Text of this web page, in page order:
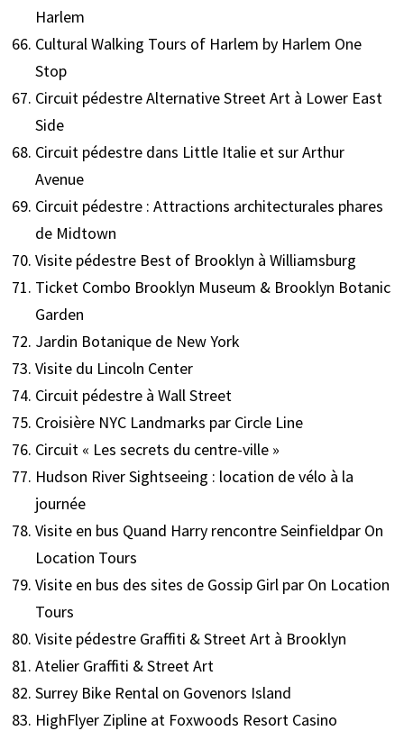
Harlem
Cultural Walking Tours of Harlem by Harlem One
Stop
Circuit pédestre Alternative Street Art à Lower East
Side
Circuit pédestre dans Little Italie et sur Arthur
Avenue
Circuit pédestre : Attractions architecturales phares
de Midtown
Visite pédestre Best of Brooklyn à Williamsburg
Ticket Combo Brooklyn Museum & Brooklyn Botanic
Garden
Jardin Botanique de New York
Visite du Lincoln Center
Circuit pédestre à Wall Street
Croisière NYC Landmarks par Circle Line
Circuit « Les secrets du centre-ville »
Hudson River Sightseeing : location de vélo à la
journée
Visite en bus Quand Harry rencontre Seinfieldpar On
Location Tours
Visite en bus des sites de Gossip Girl par On Location
Tours
Visite pédestre Graffiti & Street Art à Brooklyn
Atelier Graffiti & Street Art
Surrey Bike Rental on Govenors Island
HighFlyer Zipline at Foxwoods Resort Casino